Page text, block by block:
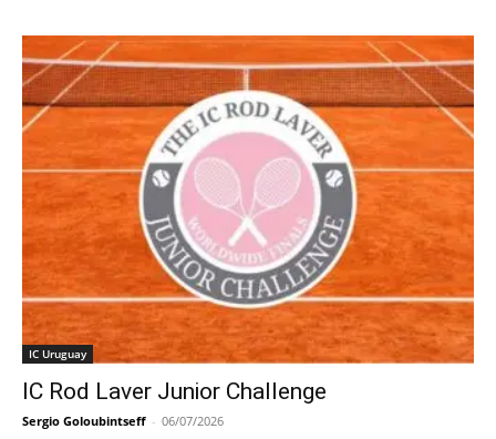
IC Uruguay
IC Rod Laver Junior Challenge
Sergio Goloubintseff - 06/07/2026